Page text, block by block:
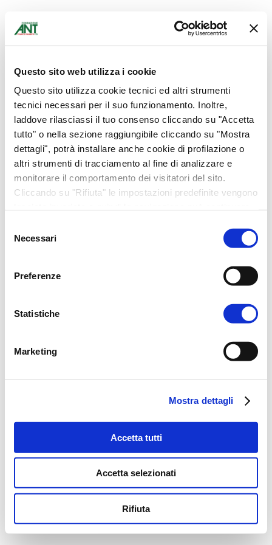
Questo sito web utilizza i cookie
Questo sito utilizza cookie tecnici ed altri strumenti
tecnici necessari per il suo funzionamento. Inoltre,
laddove rilasciassi il tuo consenso cliccando su "Accetta
tutto" o nella sezione raggiungibile cliccando su "Mostra
dettagli", potrà installare anche cookie di profilazione o
altri strumenti di tracciamento al fine di analizzare e
monitorare il comportamento dei visitatori del sito.
Cliccando su "Rifiuta" le impostazioni predefinite vengono
quello tecnico. Per maggiori informazioni visualizza la
delNecessari
Preferenze
Statistiche
Marketing
Mostra dettagli
Accetta tutti
Accetta selezionati
Rifiuta